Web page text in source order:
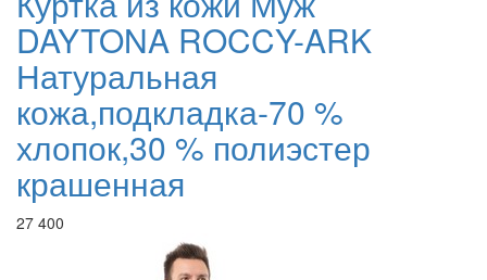
DAYTONA ROCCY-ARK
Натуральная
кожа,подкладка-70 %
хлопок,30 % полиэстер
крашенная
27 400